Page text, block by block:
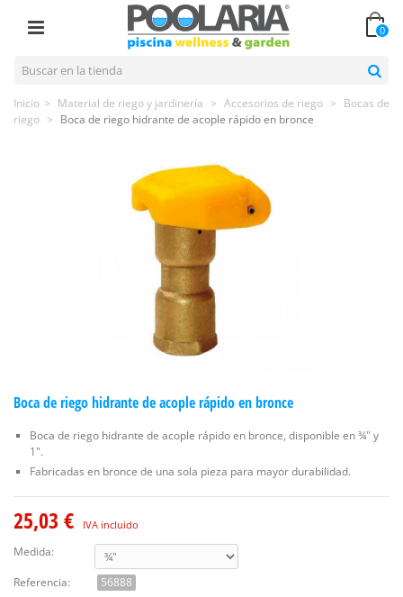
0
Inicio > Material de riego y jardinería > Accesorios de riego > Bocas de
riego > Boca de riego hidrante de acople rápido en bronce
Boca de riego hidrante de acople rápido en bronce
Boca de riego hidrante de acople rápido en bronce, disponible en ¾" y
1".
Fabricadas en bronce de una sola pieza para mayor durabilidad.
25,03 € IVA incluido
Medida:
Referencia:
56888